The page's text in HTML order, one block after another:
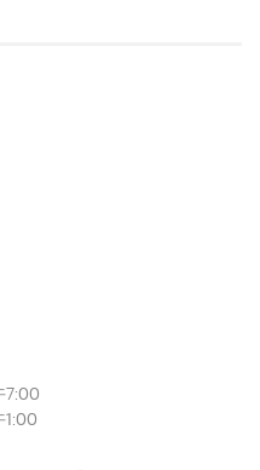
7:00
1:00